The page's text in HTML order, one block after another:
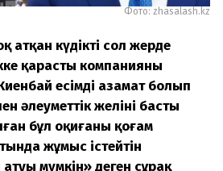
Фото: zhasalash.kz
атқан күдікті сол жерде
қарасты компанияның
есімді азамат болып
әлеуметтік желінің басты
бұл оқиғаны қоғам
жұмыс істейтін
мүмкін» деген сұрақ